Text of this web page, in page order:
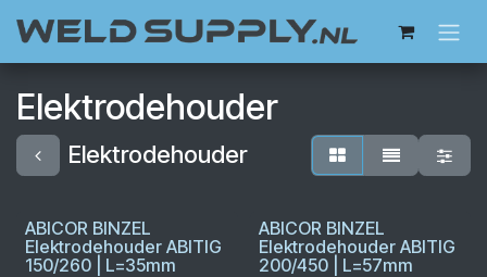
Elektrodehouder
Elektrodehouder
ABICOR BINZEL
Elektrodehouder ABITIG
150/260 | L=35mm
ABICOR BINZEL
Elektrodehouder ABITIG
200/450 | L=57mm